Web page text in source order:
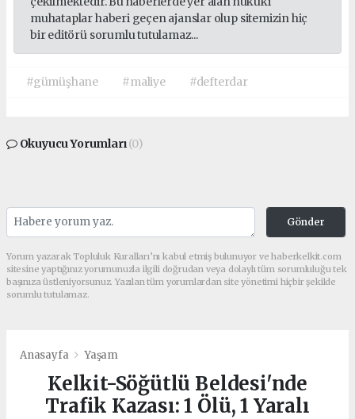
muhataplar haberi geçen ajanslar olup sitemizin hiç
bir editörü sorumlu tutulamaz...
#gümüşhane #maliye #defterdar
Okuyucu Yorumları(0)
Gönder
Yorum yazarak Topluluk Kuralları’nı kabul etmiş bulunuyor ve haberkelkit.com
sitesine yaptığınız yorumunuzla ilgili doğrudan veya dolaylı tüm sorumluluğu tek
başınıza üstleniyorsunuz. Yazılan tüm yorumlardan site yönetimi hiçbir şekilde
sorumlu tutulamaz.
Anasayfa Yaşam
Kelkit-Söğütlü Beldesi'nde
Trafik Kazası: 1 Ölü, 1 Yaralı